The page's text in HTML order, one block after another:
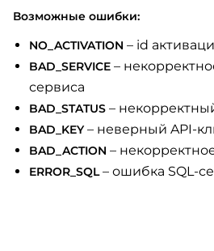
Возможные ошибки:
NO_ACTIVATION – id
BAD_SERVICE –
сервиса
BAD_STATUS –
BAD_KEY– неверный API-
BAD_ACTION –
ERROR_SQL– ошибка SQL-